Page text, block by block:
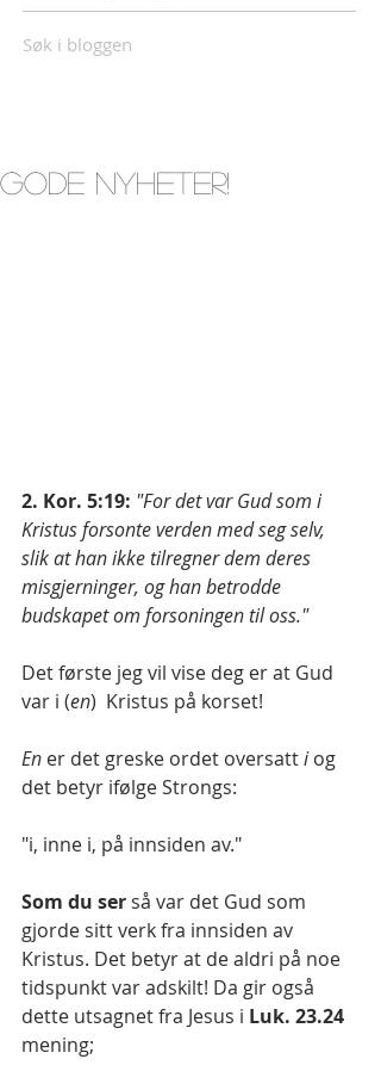
Søk i bloggen
Gode nyheter!
2. Kor. 5:19: "For det var Gud som i
Kristus forsonte verden med seg selv,
slik at han ikke tilregner dem deres
misgjerninger, og han betrodde
budskapet om forsoningen til oss."
Det første jeg vil vise deg er at Gud
var i (en)  Kristus på korset!
En er det greske ordet oversatt i og
det betyr ifølge Strongs:
"i, inne i, på innsiden av."
Som du ser så var det Gud som
gjorde sitt verk fra innsiden av
Kristus. Det betyr at de aldri på noe
tidspunkt var adskilt! Da gir også
dette utsagnet fra Jesus i Luk. 23.24
mening;